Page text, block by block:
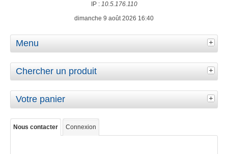
IP : 10.5.176.110
dimanche 9 août 2026 16:40
Menu
Chercher un produit
Votre panier
Nous contacter Connexion